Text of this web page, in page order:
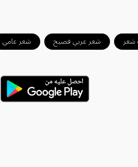
شعر شعر عربي فصيح شعر عامي